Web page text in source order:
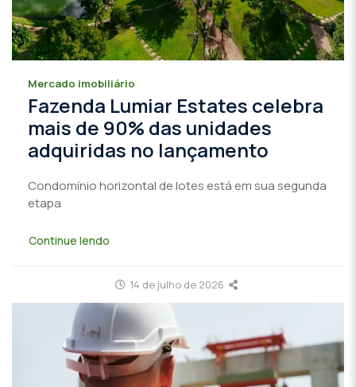
Mercado imobiliário
Fazenda Lumiar Estates celebra
mais de 90% das unidades
adquiridas no lançamento
Condomínio horizontal de lotes está em sua segunda
etapa
Continue lendo
14 de julho de 2026